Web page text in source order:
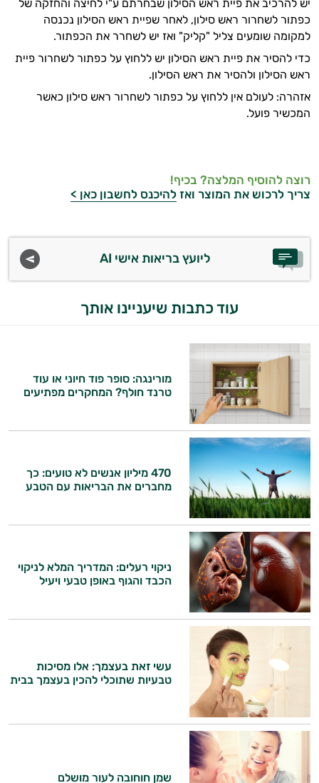
יש להרכיב את פיית ראש הסילון שבחרתם ע"י לחיצה והחזקה של
כפתור לשחרור ראש סילון, לאחר שפיית ראש הסילון נכנסה
למקומה שומעים צליל "קליק" ואז יש לשחרר את הכפתור.
כדי להסיר את פיית ראש הסילון יש ללחוץ על כפתור לשחרור פיית
ראש הסילון ולהסיר את ראש הסילון.
אזהרה: לעולם אין ללחוץ על כפתור לשחרור ראש סילון כאשר
המכשיר פועל.
רוצה להוסיף המלצה? בכיף!
צריך לרכוש את המוצר ואז להיכנס לחשבון כאן >
ליועץ בריאות אישי AI
עוד כתבות שיעניינו אותך
מורינגה: סופר פוד חיוני או עוד
טרנד חולף? המחקרים מפתיעים
470 מיליון אנשים לא טועים: כך
מחברים את הבריאות עם הטבע
ניקוי רעלים: המדריך המלא לניקוי
הכבד והגוף באופן טבעי ויעיל
עשי זאת בעצמך: אלו מסיכות
טבעיות שתוכלי להכין בעצמך בבית
שמן חוחובה לעור מושלם
היי,
אני יועץ הבריאות האישי AI של טבע בריא.